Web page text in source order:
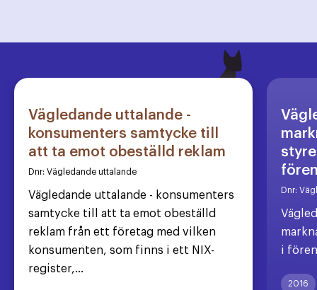
Vägledande uttalande -
konsumenters samtycke till
att ta emot obeställd reklam
Dnr: Vägledande uttalande
Vägledande uttalande - konsumenters
samtycke till att ta emot obeställd
reklam från ett företag med vilken
konsumenten, som finns i ett NIX-
register,...
Dnr:
i
2016